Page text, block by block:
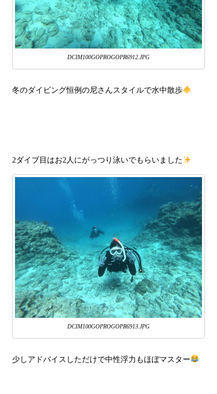
DCIM100GOPROGOPR6912.JPG
冬のダイビング恒例の尼さんスタイルで水中散歩
2ダイブ目はお2人にがっつり泳いでもらいました
DCIM100GOPROGOPR6913.JPG
少しアドバイスしただけで中性浮力もほぼマスター